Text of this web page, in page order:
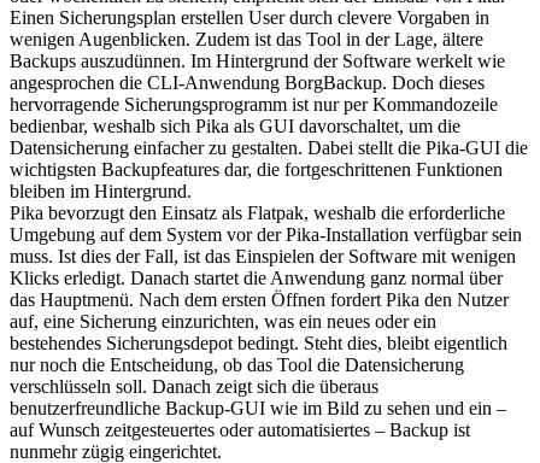
Einen Sicherungsplan erstellen User durch clevere Vorgaben in
wenigen Augenblicken. Zudem ist das Tool in der Lage, ältere
Backups auszudünnen. Im Hintergrund der Software werkelt wie
angesprochen die CLI-Anwendung BorgBackup. Doch dieses
hervorragende Sicherungsprogramm ist nur per Kommandozeile
bedienbar, weshalb sich Pika als GUI davorschaltet, um die
Datensicherung einfacher zu gestalten. Dabei stellt die Pika-GUI die
wichtigsten Backupfeatures dar, die fortgeschrittenen Funktionen
bleiben im Hintergrund.
Pika bevorzugt den Einsatz als Flatpak, weshalb die erforderliche
Umgebung auf dem System vor der Pika-Installation verfügbar sein
muss. Ist dies der Fall, ist das Einspielen der Software mit wenigen
Klicks erledigt. Danach startet die Anwendung ganz normal über
das Hauptmenü. Nach dem ersten Öffnen fordert Pika den Nutzer
auf, eine Sicherung einzurichten, was ein neues oder ein
bestehendes Sicherungsdepot bedingt. Steht dies, bleibt eigentlich
nur noch die Entscheidung, ob das Tool die Datensicherung
verschlüsseln soll. Danach zeigt sich die überaus
benutzerfreundliche Backup-GUI wie im Bild zu sehen und ein –
auf Wunsch zeitgesteuertes oder automatisiertes – Backup ist
nunmehr zügig eingerichtet.